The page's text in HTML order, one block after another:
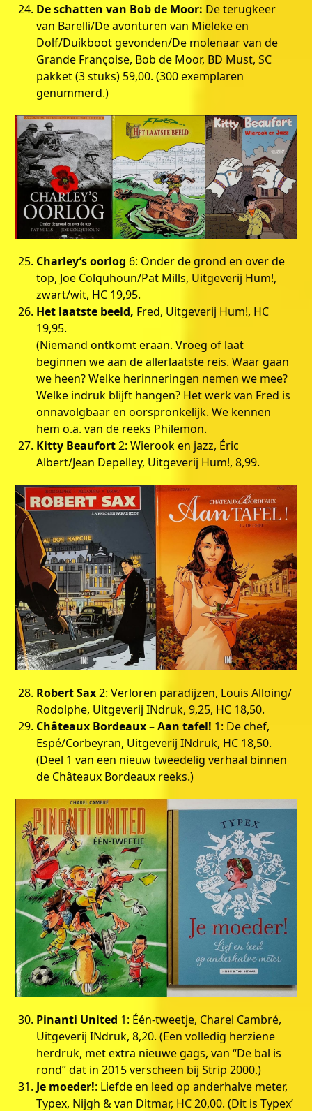
De schatten van Bob de Moor: De terugkeer
van Barelli/De avonturen van Mieleke en
Dolf/Duikboot gevonden/De molenaar van de
Grande Françoise, Bob de Moor, BD Must, SC
pakket (3 stuks) 59,00. (300 exemplaren
genummerd.)
Charley’s oorlog 6: Onder de grond en over de
top, Joe Colquhoun/Pat Mills, Uitgeverij Hum!,
zwart/wit, HC 19,95.
Het laatste beeld, Fred, Uitgeverij Hum!, HC
19,95.
(Niemand ontkomt eraan. Vroeg of laat
beginnen we aan de allerlaatste reis. Waar gaan
we heen? Welke herinneringen nemen we mee?
Welke indruk blijft hangen? Het werk van Fred is
onnavolgbaar en oorspronkelijk. We kennen
hem o.a. van de reeks Philemon.
Kitty Beaufort2: Wierook en jazz, Éric
Albert/Jean Depelley, Uitgeverij Hum!, 8,99.
Robert Sax2: Verloren paradijzen, Louis Alloing/
Rodolphe, Uitgeverij INdruk, 9,25, HC 18,50.
Châteaux Bordeaux – Aan tafel! 1: De chef,
Espé/Corbeyran, Uitgeverij INdruk, HC 18,50.
(Deel 1 van een nieuw tweedelig verhaal binnen
de Châteaux Bordeaux reeks.)
Pinanti United 1: Één-tweetje, Charel Cambré,
Uitgeverij INdruk, 8,20. (Een volledig herziene
herdruk, met extra nieuwe gags, van “De bal is
rond” dat in 2015 verscheen bij Strip 2000.)
Je moeder!: Liefde en leed op anderhalve meter,
Typex, Nijgh & van Ditmar, HC 20,00. (Dit is Typex’